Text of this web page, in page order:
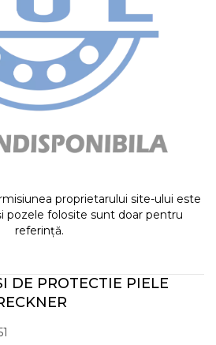
proprietarului site-ului este
pozele folosite sunt doar pentru
referință.
DE PROTECTIE PIELE